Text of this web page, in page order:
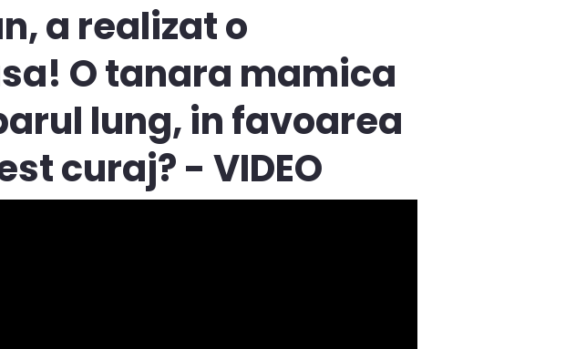
a realizat o
O tanara mamica
lung, in favoarea
curaj? - VIDEO